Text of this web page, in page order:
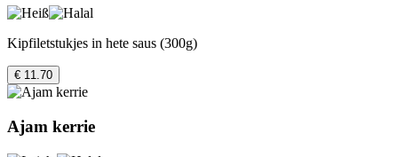
Kipfiletstukjes in hete saus (300g)
€ 11.70
Ajam kerrie